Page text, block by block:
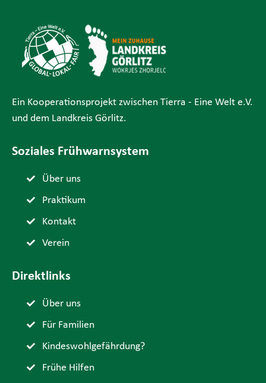
Ein Kooperationsprojekt zwischen Tierra - Eine Welt e.V.
und dem Landkreis Görlitz.
Soziales Frühwarnsystem
Über uns
Praktikum
Kontakt
Verein
Direktlinks
Über uns
Für Familien
Kindeswohlgefährdung?
Frühe Hilfen